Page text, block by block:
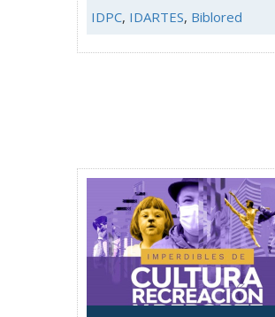
IDPC, IDARTES, Biblored